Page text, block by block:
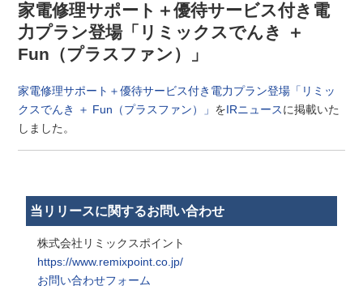
家電修理サポート＋優待サービス付き電
力プラン登場「リミックスでんき ＋
Fun（プラスファン）」
家電修理サポート＋優待サービス付き電力プラン登場「リミッ
クスでんき ＋ Fun（プラスファン）」 をIRニュースに掲載いた
しました。
当リリースに関するお問い合わせ
株式会社リミックスポイント
https://www.remixpoint.co.jp/
お問い合わせフォーム